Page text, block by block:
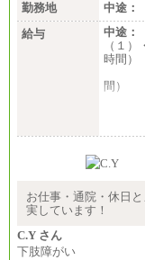
勤務地
中途：
給与
中途：
（１
時間）
月
間）
（３
（５）
時給
間額換
・退
お仕事・通院・休日
実しています！
C.Y さん
下肢障がい